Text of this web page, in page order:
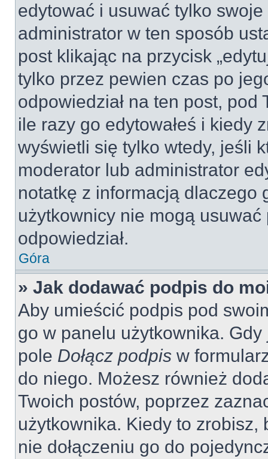
edytować i usuwać tylko
administrator w ten sposób
post klikając na przycisk
tylko przez pewien czas po
odpowiedział na ten post,
ile razy go edytowałeś i kiedy
wyświetli się tylko wtedy, jeśli
moderator lub administrator
notatkę z informacją dlaczego
użytkownicy nie mogą
odpowiedział.
Góra
» Jak dodawać podpis do
Aby umieścić podpis pod
go w panelu użytkownika.
pole Dołącz podpis w
do niego. Możesz również
Twoich postów, poprzez
użytkownika. Kiedy to zrobisz,
nie dołączeniu go do